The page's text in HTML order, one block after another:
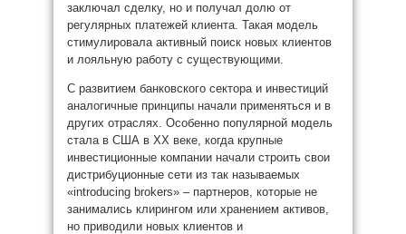
заключал сделку, но и получал долю от
регулярных платежей клиента. Такая модель
стимулировала активный поиск новых клиентов
и лояльную работу с существующими.
С развитием банковского сектора и инвестиций
аналогичные принципы начали применяться и в
других отраслях. Особенно популярной модель
стала в США в XX веке, когда крупные
инвестиционные компании начали строить свои
дистрибуционные сети из так называемых
«introducing brokers» – партнеров, которые не
занимались клирингом или хранением активов,
но приводили новых клиентов и